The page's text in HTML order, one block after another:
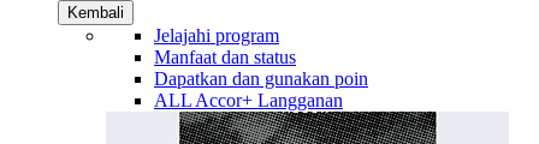
Kembali
Jelajahi program
Manfaat dan status
Dapatkan dan gunakan poin
ALL Accor+ Langganan